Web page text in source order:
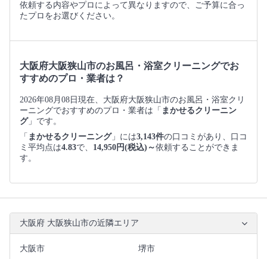
依頼する内容やプロによって異なりますので、ご予算に合っ
たプロをお選びください。
大阪府大阪狭山市のお風呂・浴室クリーニングでお
すすめのプロ・業者は？
2026年08月08日現在、大阪府大阪狭山市のお風呂・浴室クリ
ーニングでおすすめのプロ・業者は「 まかせるクリーニン
グ」です。
「 まかせるクリーニング」には3,143件の口コミがあり、口コ
ミ平均点は4.83で、 14,950円(税込)～依頼することができま
す。
大阪府 大阪狭山市の近隣エリア
大阪市
堺市